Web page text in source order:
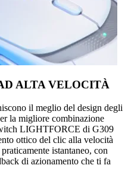
ALTA VELOCITÀ
il meglio del design degli
la migliore combinazione
LIGHTFORCE di G309
ottico del clic alla velocità
istantaneo, con
di azionamento che ti fa